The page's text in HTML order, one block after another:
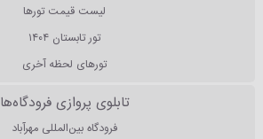
لیست قیمت تورها
تور تابستان ۱۴۰۴
تورهای لحظه آخری
تابلوی پروازی فرودگاه‌ها
فرودگاه بین‌المللی مهرآباد